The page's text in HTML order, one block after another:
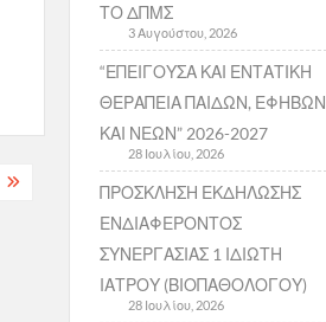
ΤΟ ΔΠΜΣ
3 Αυγούστου, 2026
“ΕΠΕΙΓΟΥΣΑ ΚΑΙ ΕΝΤΑΤΙΚΗ
ΘΕΡΑΠΕΙΑ ΠΑΙΔΩΝ, ΕΦΗΒΩΝ
ΚΑΙ ΝΕΩΝ” 2026-2027
28 Ιουλίου, 2026
ΠΡΟΣΚΛΗΣΗ ΕΚΔΗΛΩΣΗΣ
ΕΝΔΙΑΦΕΡΟΝΤΟΣ
ΣΥΝΕΡΓΑΣΙΑΣ 1 ΙΔΙΩΤΗ
ΙΑΤΡΟΥ (ΒΙΟΠΑΘΟΛΟΓΟΥ)
28 Ιουλίου, 2026